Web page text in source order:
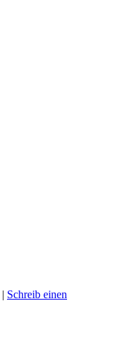
| Schreib einen